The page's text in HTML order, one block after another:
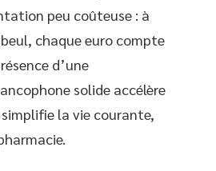
peu coûteuse : à
chaque euro compte
d’une
solide accélère
la vie courante,